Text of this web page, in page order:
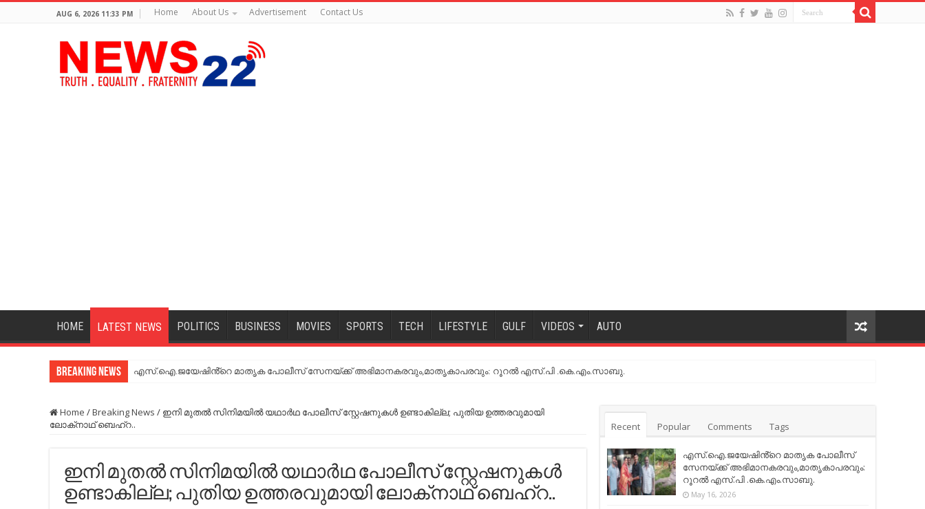
AUG 6, 2026 11:33 PM Home About Us Advertisement Contact Us
HOME LATEST NEWS POLITICS BUSINESS MOVIES SPORTS TECH LIFESTYLE GULF VIDEOS AUTO
Breaking News എസ്.ഐ.ജയേഷിൻ്റെ മാതൃക പോലീസ് സേനയ്ക്ക് അഭിമാനകരവും,മാതൃകാപരവും: റൂറൽ എസ്.പി .കെ.എം.സാബു.
Home /Breaking News / ഇനി മുതല്‍ സിനിമയില്‍ യഥാര്‍ഥ പോലീസ് സ്റ്റേഷനുകള്‍ ഉണ്ടാകില്ല; പുതിയ ഉത്തരവുമായി
ലോക്‌നാഥ് ബെഹ്‌റ..
ഇനി മുതല്‍ സിനിമയില്‍ യഥാര്‍ഥ പോലീസ് സ്റ്റേഷനുകള്‍
ഉണ്ടാകില്ല; പുതിയ ഉത്തരവുമായി ലോക്‌നാഥ് ബെഹ്‌റ..
Recent Popular Comments Tags
എസ്.ഐ.ജയേഷിൻ്റെ മാതൃക പോലീസ്
സേനയ്ക്ക് അഭിമാനകരവും,മാതൃകാപരവും:
റൂറൽ എസ്.പി .കെ.എം.സാബു.
May 16, 2026